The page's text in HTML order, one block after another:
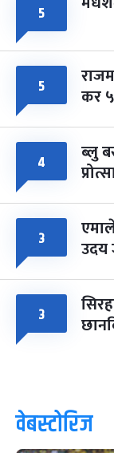
५
५ कर
४ ब्लु
३ उदय
३
वेबस्टोरिज